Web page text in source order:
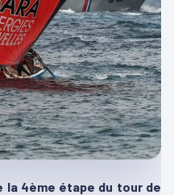
4ème étape du tour de